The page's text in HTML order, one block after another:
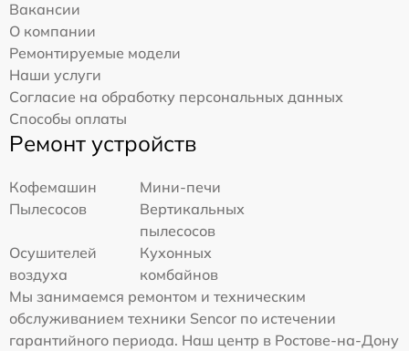
Вакансии
О компании
Ремонтируемые модели
Наши услуги
Согласие на обработку персональных данных
Способы оплаты
Ремонт устройств
Кофемашин
Мини-печи
Пылесосов
Вертикальных
пылесосов
Осушителей
воздуха
Кухонных
комбайнов
Мы занимаемся ремонтом и техническим
обслуживанием техники Sencor по истечении
гарантийного периода. Наш центр в Ростове-на-Дону